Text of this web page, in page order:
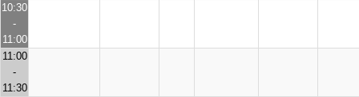
10:30
-
11:00
11:00
-
11:30